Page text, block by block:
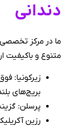
دندانی
ما در مرکز تخصصی
متنوع و باکیفیت
زیرکونیا:
بریج‌های
پرسلن:
رزین